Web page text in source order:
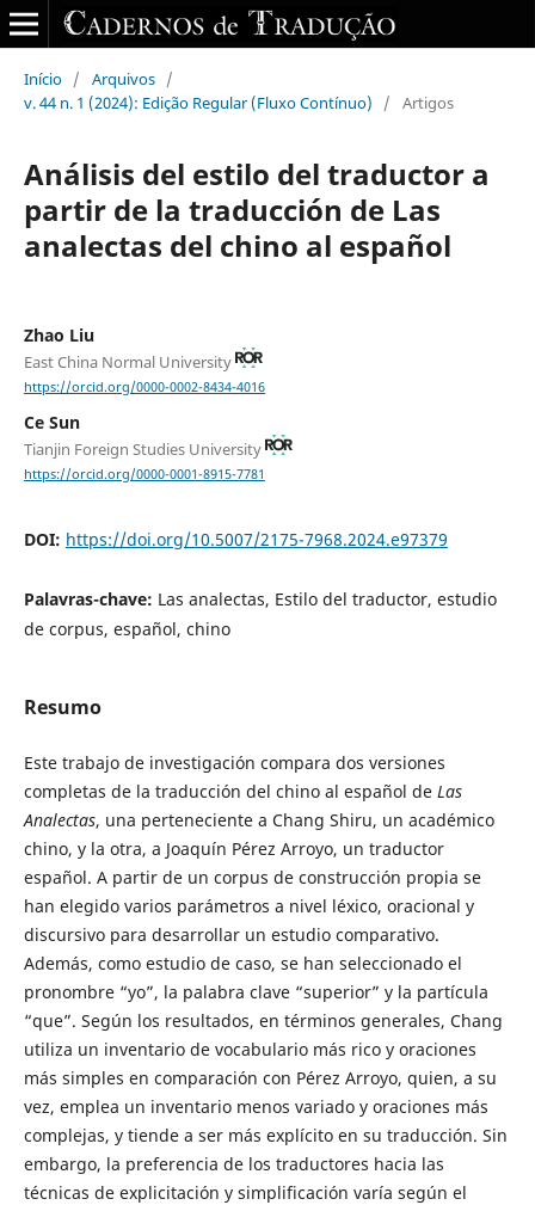
Início / Arquivos /
v. 44 n. 1 (2024): Edição Regular (Fluxo Contínuo)
/ Artigos
Análisis del estilo del traductor a
partir de la traducción de Las
analectas del chino al español
Zhao Liu
East China Normal University
https://orcid.org/0000-0002-8434-4016
Ce Sun
Tianjin Foreign Studies University
https://orcid.org/0000-0001-8915-7781
DOI: https://doi.org/10.5007/2175-7968.2024.e97379
Palavras-chave: Las analectas, Estilo del traductor, estudio
de corpus, español, chino
Resumo
Este trabajo de investigación compara dos versiones
completas de la traducción del chino al español de Las
Analectas, una perteneciente a Chang Shiru, un académico
chino, y la otra, a Joaquín Pérez Arroyo, un traductor
español. A partir de un corpus de construcción propia se
han elegido varios parámetros a nivel léxico, oracional y
discursivo para desarrollar un estudio comparativo.
Además, como estudio de caso, se han seleccionado el
pronombre “yo”, la palabra clave “superior” y la partícula
“que”. Según los resultados, en términos generales, Chang
utiliza un inventario de vocabulario más rico y oraciones
más simples en comparación con Pérez Arroyo, quien, a su
vez, emplea un inventario menos variado y oraciones más
complejas, y tiende a ser más explícito en su traducción. Sin
embargo, la preferencia de los traductores hacia las
técnicas de explicitación y simplificación varía según el